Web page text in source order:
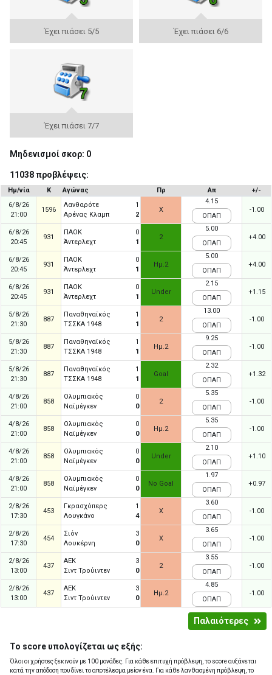
Έχει πιάσει 5/5 Έχει πιάσει 6/6
Έχει πιάσει 7/7
Μηδενισμοί σκορ: 0
11038 προβλέψεις:
Ημ/νία Κ Αγώνας Πρ Απ
+/-
6/8/26
21:00
1596
Λανθαρότε
1
Αρένας Κλαμπ
2
X
4.15
ΟΠΑΠ
-1.00
6/8/26
20:45
931
ΠΑΟΚ
0
Άντερλεχτ
1
2
5.00
ΟΠΑΠ
+4.00
6/8/26
20:45
931
ΠΑΟΚ
0
Άντερλεχτ
1
Ημ.2
5.00
ΟΠΑΠ
+4.00
6/8/26
20:45
931
ΠΑΟΚ
0
Άντερλεχτ
1
Under
2.15
ΟΠΑΠ
+1.15
5/8/26
21:30
887
Παναθηναϊκός
1
ΤΣΣΚΑ 1948
1
2
13.00
ΟΠΑΠ
-1.00
5/8/26
21:30
887
Παναθηναϊκός
1
ΤΣΣΚΑ 1948
1
Ημ.2
9.25
ΟΠΑΠ
-1.00
5/8/26
21:30
887
Παναθηναϊκός
1
ΤΣΣΚΑ 1948
1
Goal
2.32
ΟΠΑΠ
+1.32
4/8/26
21:00
858
Ολυμπιακός
0
Ναϊμέγκεν
0
2
5.35
ΟΠΑΠ
-1.00
4/8/26
21:00
858
Ολυμπιακός
0
Ναϊμέγκεν
0
Ημ.2
5.35
ΟΠΑΠ
-1.00
4/8/26
21:00
858
Ολυμπιακός
0
Ναϊμέγκεν
0
Under
2.10
ΟΠΑΠ
+1.10
4/8/26
21:00
858
Ολυμπιακός
0
Ναϊμέγκεν
0
No Goal
1.97
ΟΠΑΠ
+0.97
2/8/26
17:30
453
Γκρασχόπερς
1
Λουγκάνο
4
X
3.60
ΟΠΑΠ
-1.00
2/8/26
17:30
454
Σιόν
3
Λουκέρνη
0
X
3.65
ΟΠΑΠ
-1.00
2/8/26
13:00
437
ΑΕΚ
3
Σιντ Τρούιντεν
0
2
3.55
ΟΠΑΠ
-1.00
2/8/26
13:00
437
ΑΕΚ
3
Σιντ Τρούιντεν
0
Ημ.2
4.85
ΟΠΑΠ
-1.00
Παλαιότερες
Το score υπολογίζεται ως εξής:
Όλοι οι χρήστες ξεκινούν με 100 μονάδες. Για κάθε επιτυχή πρόβλεψη, το score αυξάνεται
κατά την απόδοση που δίνει το αποτέλεσμα μείον ένα. Για κάθε λανθασμένη πρόβλεψη, το